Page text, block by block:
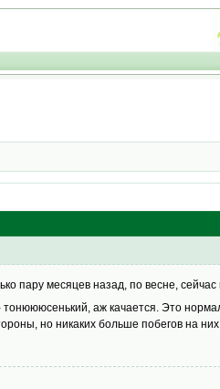
пару месяцев назад, по весне, сейчас
аж качается. Это
но никаких больше побегов на